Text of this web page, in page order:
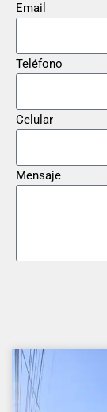
Email
Teléfono
Celular
Mensaje